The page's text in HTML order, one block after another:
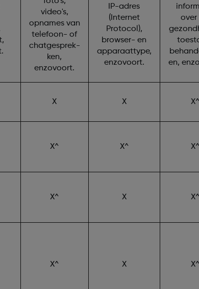
video's,
opnames van
telefoon- of
chatgesprek-
ken,
enzovoort.
IP-adres
(Internet
Protocol),
browser- en
apparaattype,
enzovoort.
over
en,
X X X^
X^ X^ X^
X^ X X^
X^ X X^